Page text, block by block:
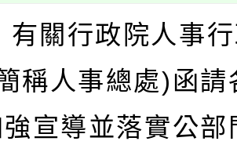
有關行政院人事
稱人事總處)函請
宣導並落實公部